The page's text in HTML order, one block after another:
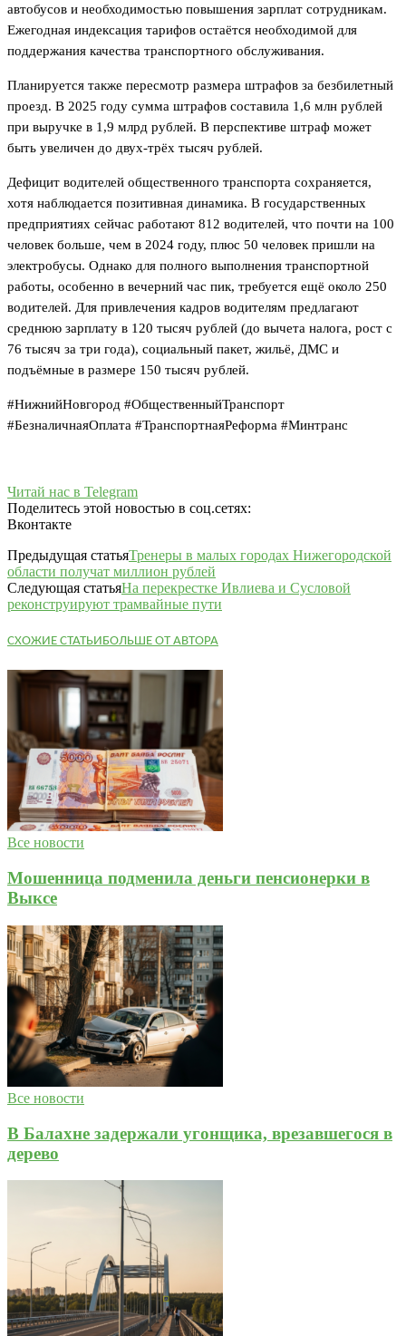
автобусов и необходимостью повышения зарплат сотрудникам.
Ежегодная индексация тарифов остаётся необходимой для
поддержания качества транспортного обслуживания.
Планируется также пересмотр размера штрафов за безбилетный
проезд. В 2025 году сумма штрафов составила 1,6 млн рублей
при выручке в 1,9 млрд рублей. В перспективе штраф может
быть увеличен до двух-трёх тысяч рублей.
Дефицит водителей общественного транспорта сохраняется,
хотя наблюдается позитивная динамика. В государственных
предприятиях сейчас работают 812 водителей, что почти на 100
человек больше, чем в 2024 году, плюс 50 человек пришли на
электробусы. Однако для полного выполнения транспортной
работы, особенно в вечерний час пик, требуется ещё около 250
водителей. Для привлечения кадров водителям предлагают
среднюю зарплату в 120 тысяч рублей (до вычета налога, рост с
76 тысяч за три года), социальный пакет, жильё, ДМС и
подъёмные в размере 150 тысяч рублей.
#НижнийНовгород #ОбщественныйТранспорт
#БезналичнаяОплата #ТранспортнаяРеформа #Минтранс
Читай нас в Telegram
Поделитесь этой новостью в соц.сетях:
Вконтакте
Предыдущая статьяТренеры в малых городах Нижегородской
области получат миллион рублей
Следующая статьяНа перекрестке Ивлиева и Сусловой
реконструируют трамвайные пути
СХОЖИЕ СТАТЬИБОЛЬШЕ ОТ АВТОРА
Все новости
Мошенница подменила деньги пенсионерки в
Выксе
Все новости
В Балахне задержали угонщика, врезавшегося в
дерево